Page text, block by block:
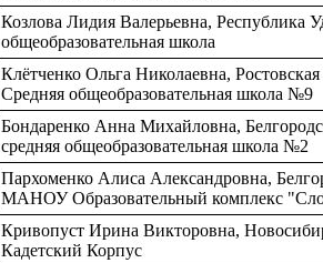
Козлова Лидия Валерьевна, Республика
общеобразовательная школа
Клётченко Ольга Николаевна,
Средняя общеобразовательная школа №9
Бондаренко Анна Михайловна,
средняя общеобразовательная школа №2
Пархоменко Алиса Александровна,
МАНОУ Образовательный комплекс
Кривопуст Ирина Викторовна,
Кадетский Корпус